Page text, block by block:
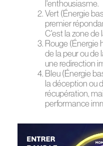
l'enthousiasme.
Vert (Énergie
premier
C'est la zone de
Rouge (Énergie
de la peur ou de
une redirection
Bleu (Énergie
la déception ou
récupération,
performance